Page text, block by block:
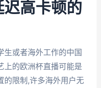
高卡顿的
生或者海外工作的中国
上的欧洲杯直播可能是
的限制,许多海外用户无